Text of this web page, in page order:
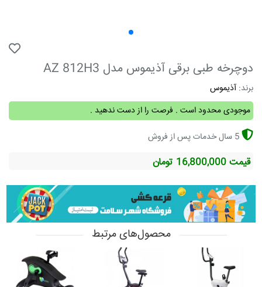
دوچرخه طبی برقی آذیموس مدل AZ 812H3
برند:آذیموس
موجودی محدود است . فرصت را از دست ندهید .
قیمت 16,800,000 تومان
محصول‌های مرتبط